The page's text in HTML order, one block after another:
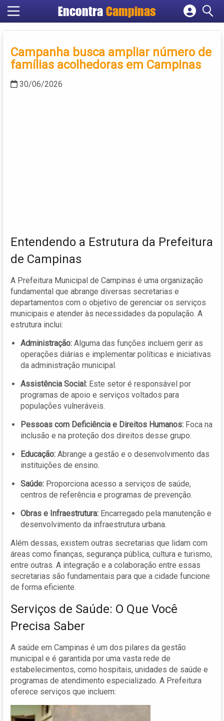
Encontra Campinas
Cadastrar empresa
Criar conta
Campanha busca ampliar número de
famílias acolhedoras em Campinas
30/06/2026
Entendendo a Estrutura da Prefeitura
de Campinas
A Prefeitura Municipal de Campinas é uma organização
fundamental que abrange diversas secretarias e
departamentos com o objetivo de gerenciar os serviços
municipais e atender às necessidades da população. A
estrutura inclui:
Administração: Alguma das funções incluem gerir as
operações diárias e implementar políticas e iniciativas
da administração municipal.
Assistência Social: Este setor é responsável por
programas de apoio e serviços voltados para
populações vulneráveis.
Pessoas com Deficiência e Direitos Humanos: Foca na
inclusão e na proteção dos direitos desse grupo.
Educação: Abrange a gestão e o desenvolvimento das
instituições de ensino.
Saúde: Proporciona acesso a serviços de saúde,
centros de referência e programas de prevenção.
Obras e Infraestrutura: Encarregado pela manutenção e
desenvolvimento da infraestrutura urbana.
Além dessas, existem outras secretarias que lidam com
áreas como finanças, segurança pública, cultura e turismo,
entre outras. A integração e a colaboração entre essas
secretarias são fundamentais para que a cidade funcione
de forma eficiente.
Serviços de Saúde: O Que Você
Precisa Saber
A saúde em Campinas é um dos pilares da gestão
municipal e é garantida por uma vasta rede de
estabelecimentos, como hospitais, unidades de saúde e
programas de atendimento especializado. A Prefeitura
oferece serviços que incluem: